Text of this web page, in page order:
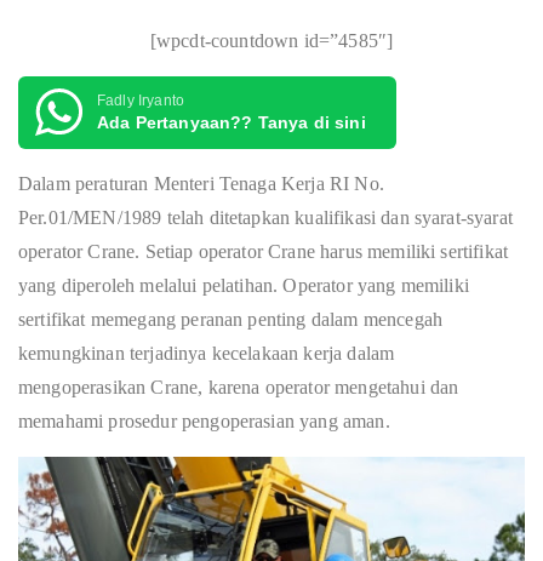
[wpcdt-countdown id=”4585″]
Fadly Iryanto
Ada Pertanyaan?? Tanya di sini
Dalam peraturan Menteri Tenaga Kerja RI No.
Per.01/MEN/1989 telah ditetapkan kualifikasi dan syarat-syarat
operator Crane. Setiap operator Crane harus memiliki sertifikat
yang diperoleh melalui pelatihan. Operator yang memiliki
sertifikat memegang peranan penting dalam mencegah
kemungkinan terjadinya kecelakaan kerja dalam
mengoperasikan Crane, karena operator mengetahui dan
memahami prosedur pengoperasian yang aman.